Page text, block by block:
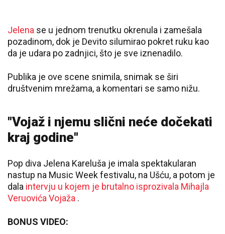
Jelena se u jednom trenutku okrenula i zamešala
pozadinom, dok je Devito silumirao pokret ruku kao
da je udara po zadnjici, što je sve iznenadilo.
Publika je ove scene snimila, snimak se širi
društvenim mrežama, a komentari se samo nižu.
"Vojaž i njemu slični neće dočekati
kraj godine"
Pop diva Jelena Kareluša je imala spektakularan
nastup na Music Week festivalu, na Ušću, a potom je
dala intervju u kojem je brutalno isprozivala Mihajla
Veruovića Vojaža .
BONUS VIDEO: